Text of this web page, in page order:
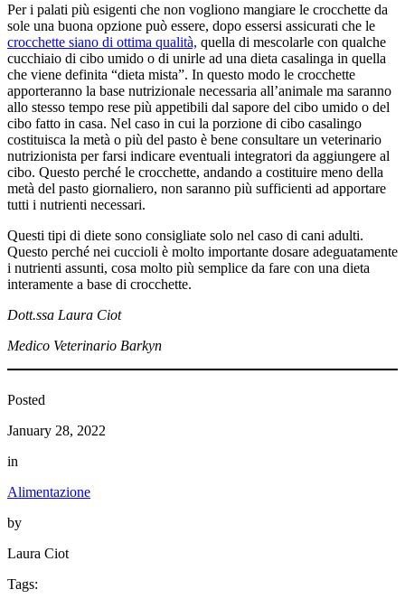
Per i palati più esigenti che non vogliono mangiare le crocchette da
sole una buona opzione può essere, dopo essersi assicurati che le
crocchette siano di ottima qualità, quella di mescolarle con qualche
cucchiaio di cibo umido o di unirle ad una dieta casalinga in quella
che viene definita “dieta mista”. In questo modo le crocchette
apporteranno la base nutrizionale necessaria all’animale ma saranno
allo stesso tempo rese più appetibili dal sapore del cibo umido o del
cibo fatto in casa. Nel caso in cui la porzione di cibo casalingo
costituisca la metà o più del pasto è bene consultare un veterinario
nutrizionista per farsi indicare eventuali integratori da aggiungere al
cibo. Questo perché le crocchette, andando a costituire meno della
metà del pasto giornaliero, non saranno più sufficienti ad apportare
tutti i nutrienti necessari.
Questi tipi di diete sono consigliate solo nel caso di cani adulti.
Questo perché nei cuccioli è molto importante dosare adeguatamente
i nutrienti assunti, cosa molto più semplice da fare con una dieta
interamente a base di crocchette.
Dott.ssa Laura Ciot
Medico Veterinario Barkyn
Posted
January 28, 2022
in
Alimentazione
by
Laura Ciot
Tags: